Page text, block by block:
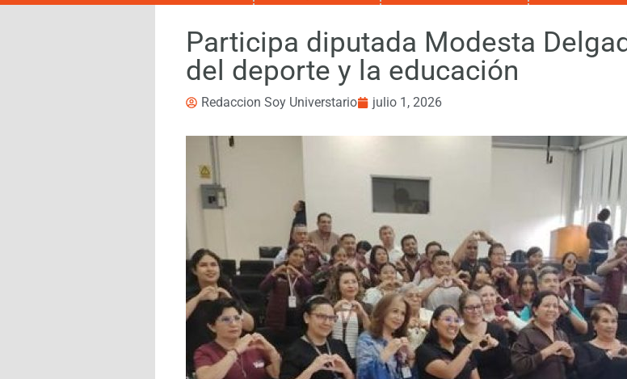
Participa diputada Modesta
del deporte y la educación
Redaccion Soy Universtario julio 1, 2026